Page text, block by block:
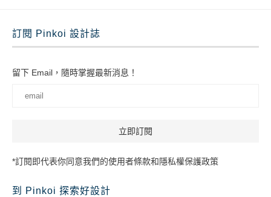
訂閱 Pinkoi 設計誌
留下 Email，隨時掌握最新消息！
*訂閱即代表你同意我們的使用者條款和隱私權保護政策
到 Pinkoi 探索好設計